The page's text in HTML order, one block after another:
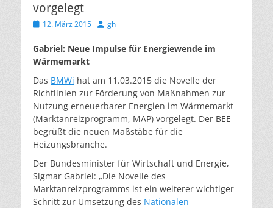
vorgelegt
Veröffentlicht
12. März 2015 Autor
gh
Gabriel: Neue Impulse für Energiewende im
Wärmemarkt
Das BMWi hat am 11.03.2015 die Novelle der
Richtlinien zur Förderung von Maßnahmen zur
Nutzung erneuerbarer Energien im Wärmemarkt
(Marktanreizprogramm, MAP) vorgelegt. Der BEE
begrüßt die neuen Maßstäbe für die
Heizungsbranche.
Der Bundesminister für Wirtschaft und Energie,
Sigmar Gabriel: „Die Novelle des
Marktanreizprogramms ist ein weiterer wichtiger
Schritt zur Umsetzung des Nationalen